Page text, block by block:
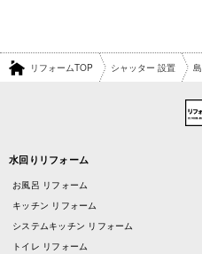
リフォームTOP シャッター 設置
水回りリフォーム
お風呂 リフォーム
キッチン リフォーム
システムキッチン リフォーム
トイレ リフォーム